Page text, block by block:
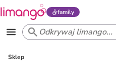
family
Sklep